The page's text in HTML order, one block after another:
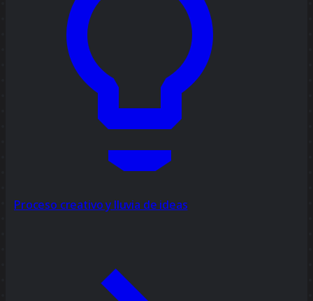
Proceso creativo y lluvia de ideas